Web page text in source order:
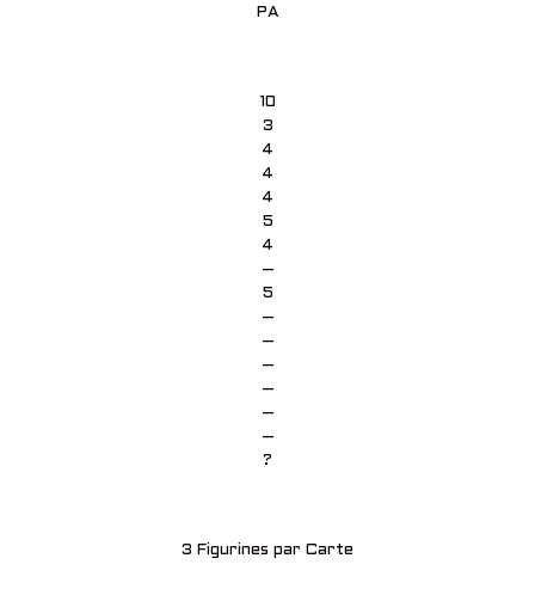
PA
10
3
4
4
4
5
4
–
5
–
–
–
–
–
–
?
3 Figurines par Carte